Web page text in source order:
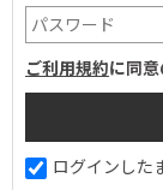
ご利用規約に同意
ログインした